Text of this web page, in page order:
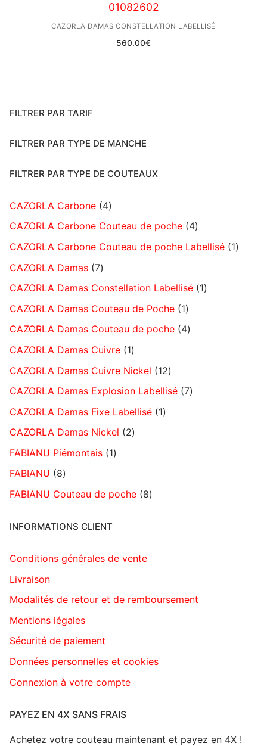
01082602
CAZORLA DAMAS CONSTELLATION LABELLISÉ
560.00€
FILTRER PAR TARIF
FILTRER PAR TYPE DE MANCHE
FILTRER PAR TYPE DE COUTEAUX
CAZORLA Carbone 4
CAZORLA Carbone Couteau de poche 4
CAZORLA Carbone Couteau de poche Labellisé 1
CAZORLA Damas 7
CAZORLA Damas Constellation Labellisé 1
CAZORLA Damas Couteau de Poche 1
CAZORLA Damas Couteau de poche 4
CAZORLA Damas Cuivre 1
CAZORLA Damas Cuivre Nickel
12
CAZORLA Damas Explosion Labellisé 7
CAZORLA Damas Fixe Labellisé 1
CAZORLA Damas Nickel
2
FABIANU Piémontais 1
FABIANU
8
FABIANU Couteau de poche 8
INFORMATIONS CLIENT
Conditions générales de vente
Livraison
Modalités de retour et de remboursement
Mentions légales
Sécurité de paiement
Données personnelles et cookies
Connexion à votre compte
PAYEZ EN 4X SANS FRAIS
Achetez votre couteau maintenant et payez en 4X !